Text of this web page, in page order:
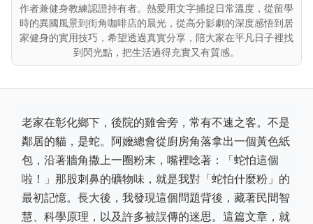
作者兼健身教練認證持有者。熱愛用文字捕捉日常溫度，從留學
時的異國風景到街角咖啡店的晨光，從高分影劇的深度感悟到居
家健身的實用技巧，希望透過真實分享，陪大家在平凡日子裡找
到閃光點，把生活過得充實又有質感。
老家在彰化鄉下，後院的雞舍旁，常有不速之客。不是
鄰居的貓，是蛇。阿嬤總會從廚房角落拿出一個黃色紙
包，沿著牆角撒上一圈粉末，嘴裡唸著：「蛇怕這個
啦！」那股刺鼻的礦物味，就是我對「蛇怕什麼粉」的
最初記憶。長大後，我發現這個問題背後，藏著民間智
慧、科學原理，以及許多被誤傳的迷思。這篇文章，就